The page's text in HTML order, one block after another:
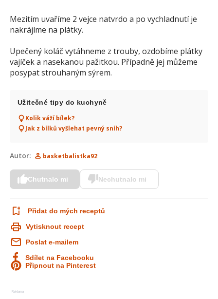
Mezitím uvaříme 2 vejce natvrdo a po vychladnutí je
nakrájíme na plátky.
Upečený koláč vytáhneme z trouby, ozdobíme plátky
vajíček a nasekanou pažitkou. Případně jej můžeme
posypat strouhaným sýrem.
Užitečné tipy do kuchyně
Kolik váží bílek?
Jak z bílků vyšlehat pevný sníh?
Autor: basketbalistka92
Chutnalo mi Nechutnalo mi
Přidat do mých receptů
Vytisknout recept
Poslat e-mailem
Sdílet na Facebooku
Připnout na Pinterest
Reklama